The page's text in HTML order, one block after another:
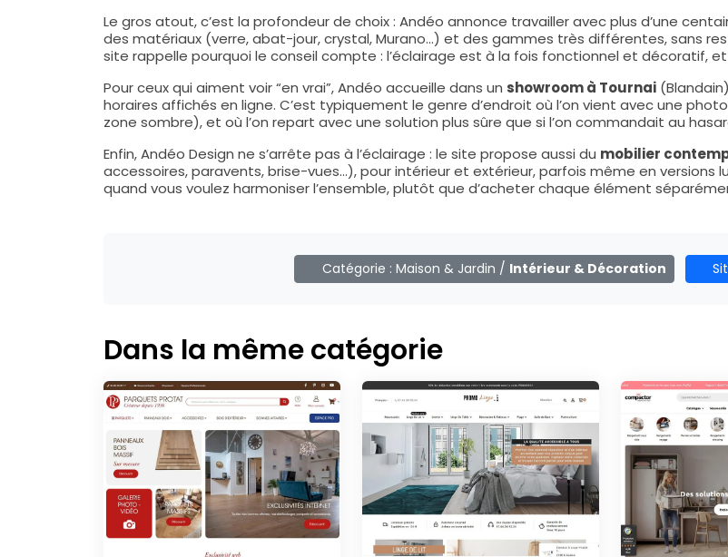
Le gros atout, c’est la profondeur de choix : Andéo annonce travailler avec plus d’une
des matériaux (verre, abat-jour, crystal, Murano…) et des gammes très différentes, sans
site rappelle pourquoi le conseil compte : l’éclairage est à la fois fonctionnel et décoratif,
Pour ceux qui aiment voir “en vrai”, Andéo accueille dans un showroom à Tournai
horaires affichés en ligne. C’est typiquement le genre d’endroit où l’on vient avec une
zone sombre), et où l’on repart avec une solution plus sûre que si l’on commandait au
Enfin, Andéo Design ne s’arrête pas à l’éclairage : le site propose aussi du mobilier
accessoires, paravents, brise-vues…), pour intérieur et extérieur, parfois même en versions
quand vous voulez harmoniser l’ensemble, plutôt que d’acheter chaque élément
Catégorie : Maison & Jardin / Intérieur & Décoration
Dans la même catégorie